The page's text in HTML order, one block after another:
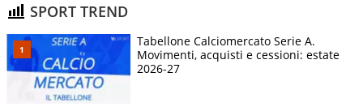
SPORT TREND
Tabellone Calciomercato Serie A.
Movimenti, acquisti e cessioni: estate
2026-27